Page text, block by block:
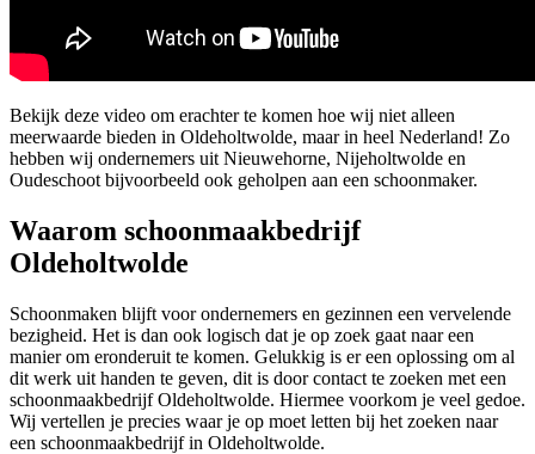
Bekijk deze video om erachter te komen hoe wij niet alleen
meerwaarde bieden in Oldeholtwolde, maar in heel Nederland! Zo
hebben wij ondernemers uit Nieuwehorne, Nijeholtwolde en
Oudeschoot bijvoorbeeld ook geholpen aan een schoonmaker.
Waarom schoonmaakbedrijf
Oldeholtwolde
Schoonmaken blijft voor ondernemers en gezinnen een vervelende
bezigheid. Het is dan ook logisch dat je op zoek gaat naar een
manier om eronderuit te komen. Gelukkig is er een oplossing om al
dit werk uit handen te geven, dit is door contact te zoeken met een
schoonmaakbedrijf Oldeholtwolde. Hiermee voorkom je veel gedoe.
Wij vertellen je precies waar je op moet letten bij het zoeken naar
een schoonmaakbedrijf in Oldeholtwolde.